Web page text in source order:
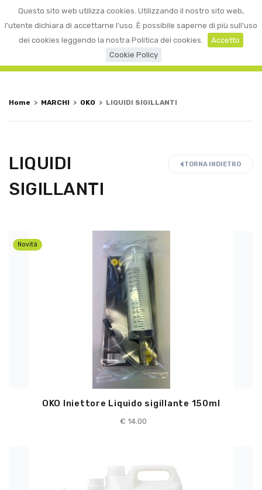
Questo sito web utilizza cookies. Utilizzando il nostro sito web,
l'utente dichiara di accettarne l'uso. È possibile saperne di più sull'uso
dei cookies leggendo la nostra Politica dei cookies.
Accetto
Cookie Policy
☰ 0
Home > MARCHI > OKO > LIQUIDI SIGILLANTI
LIQUIDI
SIGILLANTI
TORNA INDIETRO
Novità
OKO Iniettore Liquido sigillante 150ml
€ 14.00